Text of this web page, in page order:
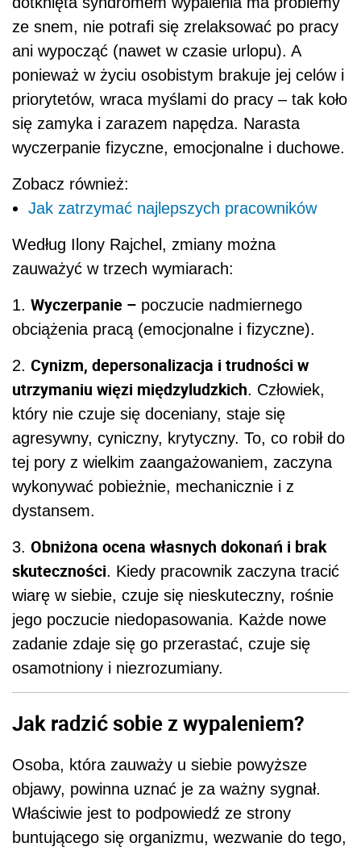
ze snem, nie potrafi się zrelaksować po pracy
ani wypocząć (nawet w czasie urlopu). A
ponieważ w życiu osobistym brakuje jej celów i
priorytetów, wraca myślami do pracy – tak koło
się zamyka i zarazem napędza. Narasta
wyczerpanie fizyczne, emocjonalne i duchowe.
Zobacz również:
Jak zatrzymać najlepszych pracowników
Według Ilony Rajchel, zmiany można
zauważyć w trzech wymiarach:
1. Wyczerpanie – poczucie nadmiernego
obciążenia pracą (emocjonalne i fizyczne).
2. Cynizm, depersonalizacja i trudności w
utrzymaniu więzi międzyludzkich. Człowiek,
który nie czuje się doceniany, staje się
agresywny, cyniczny, krytyczny. To, co robił do
tej pory z wielkim zaangażowaniem, zaczyna
wykonywać pobieżnie, mechanicznie i z
dystansem.
3. Obniżona ocena własnych dokonań i brak
skuteczności. Kiedy pracownik zaczyna tracić
wiarę w siebie, czuje się nieskuteczny, rośnie
jego poczucie niedopasowania. Każde nowe
zadanie zdaje się go przerastać, czuje się
osamotniony i niezrozumiany.
Jak radzić sobie z wypaleniem?
Osoba, która zauważy u siebie powyższe
objawy, powinna uznać je za ważny sygnał.
Właściwie jest to podpowiedź ze strony
buntującego się organizmu, wezwanie do tego,